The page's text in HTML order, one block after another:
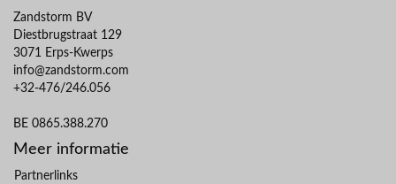
Zandstorm BV
Diestbrugstraat 129
3071 Erps-Kwerps
info@zandstorm.com
+32-476/246.056
BE 0865.388.270
Meer informatie
Partnerlinks